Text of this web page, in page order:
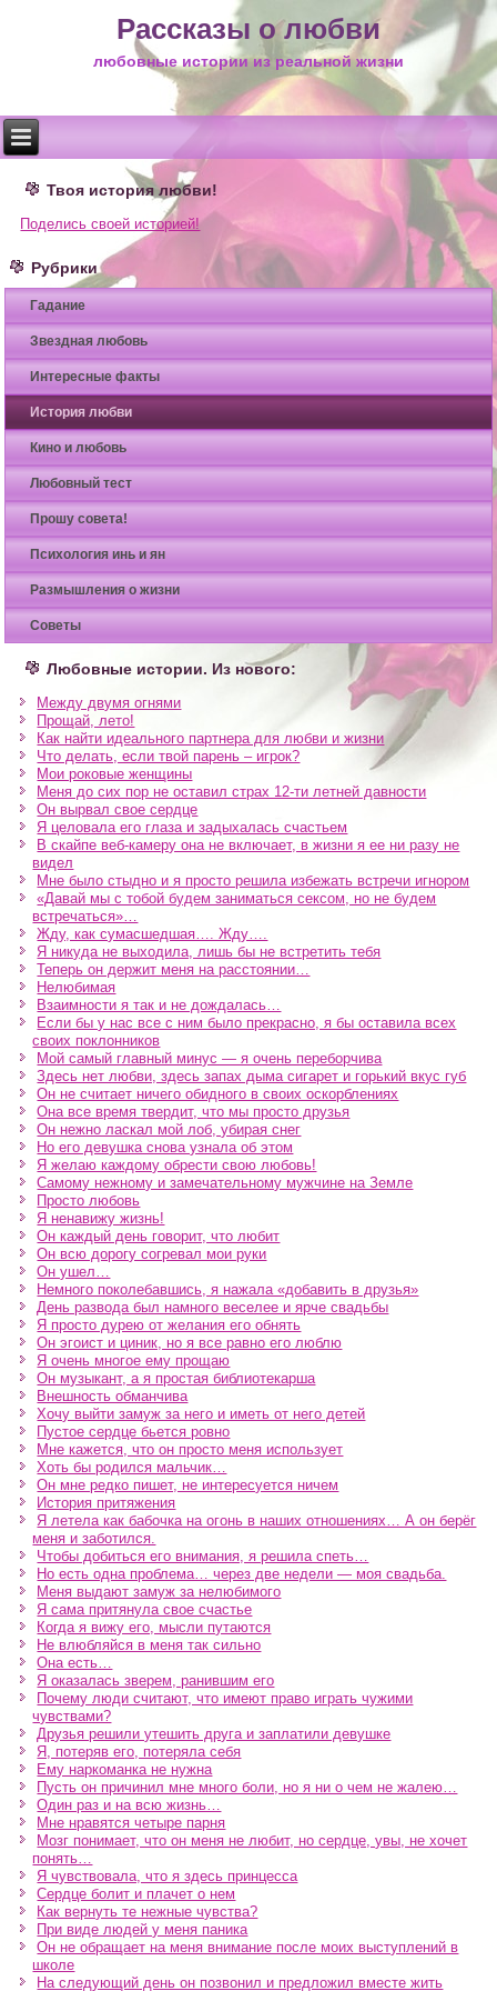
Рассказы о любви
любовные истории из реальной жизни
Твоя история любви!
Поделись своей историей!
Рубрики
Гадание
Звездная любовь
Интересные факты
История любви
Кино и любовь
Любовный тест
Прошу совета!
Психология инь и ян
Размышления о жизни
Советы
Любовные истории. Из нового:
Между двумя огнями
Прощай, лето!
Как найти идеального партнера для любви и жизни
Что делать, если твой парень – игрок?
Мои роковые женщины
Меня до сих пор не оставил страх 12-ти летней давности
Он вырвал свое сердце
Я целовала его глаза и задыхалась счастьем
В скайпе веб-камеру она не включает, в жизни я ее ни разу не
видел
Мне было стыдно и я просто решила избежать встречи игнором
«Давай мы с тобой будем заниматься сексом, но не будем
встречаться»…
Жду, как сумасшедшая…. Жду….
Я никуда не выходила, лишь бы не встретить тебя
Теперь он держит меня на расстоянии…
Нелюбимая
Взаимности я так и не дождалась…
Если бы у нас все с ним было прекрасно, я бы оставила всех
своих поклонников
Мой самый главный минус — я очень переборчива
Здесь нет любви, здесь запах дыма сигарет и горький вкус губ
Он не считает ничего обидного в своих оскорблениях
Она все время твердит, что мы просто друзья
Он нежно ласкал мой лоб, убирая снег
Но его девушка снова узнала об этом
Я желаю каждому обрести свою любовь!
Самому нежному и замечательному мужчине на Земле
Просто любовь
Я ненавижу жизнь!
Он каждый день говорит, что любит
Он всю дорогу согревал мои руки
Он ушел…
Немного поколебавшись, я нажала «добавить в друзья»
День развода был намного веселее и ярче свадьбы
Я просто дурею от желания его обнять
Он эгоист и циник, но я все равно его люблю
Я очень многое ему прощаю
Он музыкант, а я простая библиотекарша
Внешность обманчива
Хочу выйти замуж за него и иметь от него детей
Пустое сердце бьется ровно
Мне кажется, что он просто меня использует
Хоть бы родился мальчик…
Он мне редко пишет, не интересуется ничем
История притяжения
Я летела как бабочка на огонь в наших отношениях… А он берёг
меня и заботился.
Чтобы добиться его внимания, я решила спеть…
Но есть одна проблема… через две недели — моя свадьба.
Меня выдают замуж за нелюбимого
Я сама притянула свое счастье
Когда я вижу его, мысли путаются
Не влюбляйся в меня так сильно
Она есть…
Я оказалась зверем, ранившим его
Почему люди считают, что имеют право играть чужими
чувствами?
Друзья решили утешить друга и заплатили девушке
Я, потеряв его, потеряла себя
Ему наркоманка не нужна
Пусть он причинил мне много боли, но я ни о чем не жалею…
Один раз и на всю жизнь…
Мне нравятся четыре парня
Мозг понимает, что он меня не любит, но сердце, увы, не хочет
понять…
Я чувствовала, что я здесь принцесса
Сердце болит и плачет о нем
Как вернуть те нежные чувства?
При виде людей у меня паника
Он не обращает на меня внимание после моих выступлений в
школе
На следующий день он позвонил и предложил вместе жить